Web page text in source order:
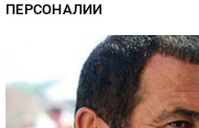
ПЕРСОНАЛИИ